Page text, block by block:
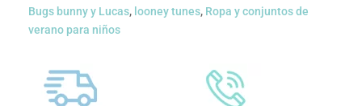
Bugs bunny y Lucas, looney tunes, Ropa y conjuntos de
verano para niños